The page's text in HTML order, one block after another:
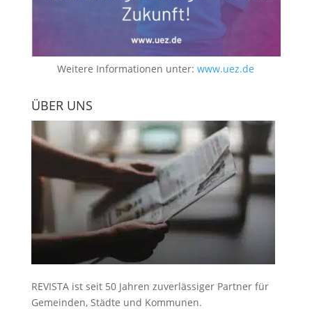
Weitere Informationen unter:www.uez.de
ÜBER UNS
REVISTA ist seit 50 Jahren zuverlässiger Partner für
Gemeinden, Städte und Kommunen.